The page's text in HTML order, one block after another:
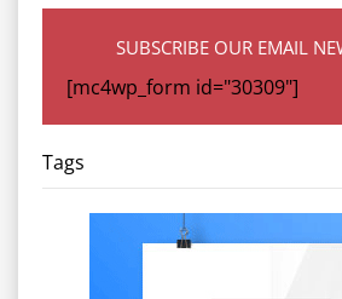
SUBSCRIBE OUR EMAIL
[mc4wp_form id="30309"]
Tags